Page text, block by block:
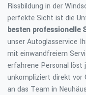
Rissbildung in der
perfekte Sicht ist die
besten professionelle
unser Autoglasservice
mit einwandfreiem
erfahrene Personal löst
unkompliziert direkt vor
an das Team in